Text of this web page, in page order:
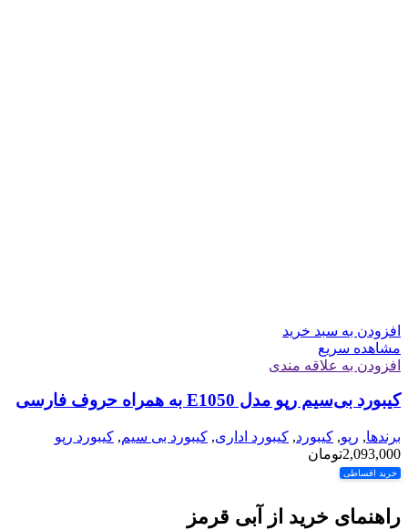
افزودن به سبد خرید
مشاهده سریع
افزودن به علاقه مندی
کیبورد بی‌سیم رپو مدل E1050 به همراه حروف فارسی
برندها, رپو, کیبورد, کیبورد اداری, کیبورد بی سیم, کیبورد رپو
2,093,000تومان
خرید اقساطی
راهنمای خرید از آبی قرمز